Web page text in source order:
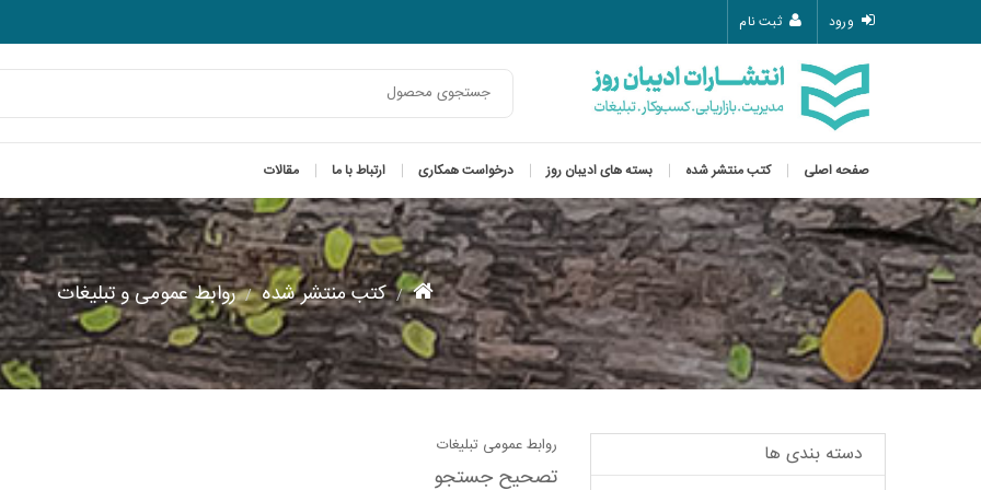
ورود ثبت نام
صفحه اصلی کتب منتشر شده بسته های ادیبان روز درخواست همکاری ارتباط با ما مقالات
کتب منتشر شده روابط عمومی و تبلیغات
دسته بندی ها روابط عمومی تبلیغات
تصحیح جستجو